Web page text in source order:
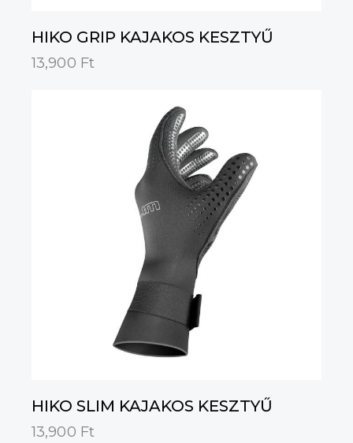
HIKO GRIP KAJAKOS KESZTYŰ
13,900 Ft
HIKO SLIM KAJAKOS KESZTYŰ
13,900 Ft